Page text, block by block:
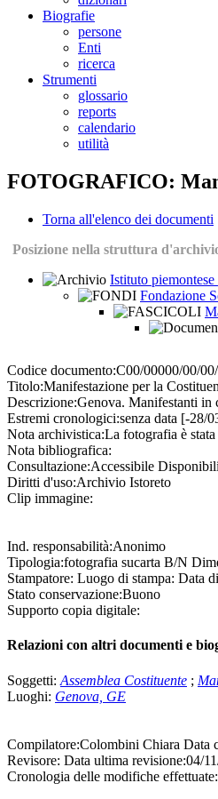
Biografie
persone
Enti
ricerca
Strumenti
glossario
reports
calendario
utilità
FOTOGRAFICO:
Torna all'elenco dei documenti
Posizione nella struttura
Istituto
Fondazione
Codice documento:C00/00000/00/
Titolo:Manifestazione per la
Descrizione:Genova. Manifestanti in
Estremi cronologici:senza data [-28/
Nota archivistica:La fotografia è
Nota bibliografica:
Consultazione:Accessibile
Diritti d'uso:Archivio Istoreto
Clip immagine:
Ind. responsabilità:Anonimo
Tipologia:fotografia sucarta B/N
Stampatore: Luogo di stampa: Data
Stato conservazione:Buono
Supporto copia digitale:
Relazioni con altri documenti e
Soggetti: Assemblea Costituente ;
Luoghi: Genova, GE
Compilatore:Colombini Chiara Data
Revisore: Data ultima revisione:04/
Cronologia delle modifiche effettuate: